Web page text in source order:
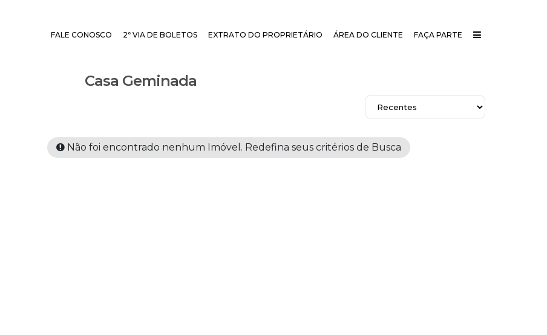
FAÇA PARTE
ÁREA DO CLIENTE
EXTRATO DO PROPRIETÁRIO
2ª VIA DE BOLETOS
FALE CONOSCO
Casa Geminada
Não foi encontrado nenhum Imóvel. Redefina seus critérios de Busca